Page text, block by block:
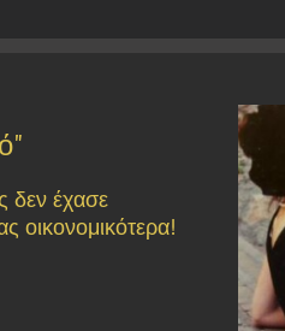
δεν έχασε
οικονομικότερα!